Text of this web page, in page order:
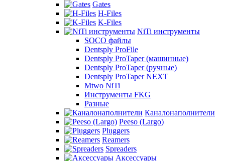
Gates
H-Files
K-Files
NiTi инструменты
SOCO файлы
Dentsply ProFile
Dentsply ProTaper (машинные)
Dentsply ProTaper (ручные)
Dentsply ProTaper NEXT
Mtwo NiTi
Инструменты FKG
Разные
Каналонаполнители
Peeso (Largo)
Pluggers
Reamers
Spreaders
Аксессуары